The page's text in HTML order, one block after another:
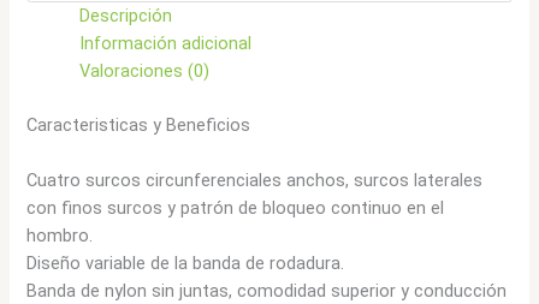
Descripción
Información adicional
Valoraciones (0)
Caracteristicas y Beneficios
Cuatro surcos circunferenciales anchos, surcos laterales
con finos surcos y patrón de bloqueo continuo en el
hombro.
Diseño variable de la banda de rodadura.
Banda de nylon sin juntas, comodidad superior y conducción